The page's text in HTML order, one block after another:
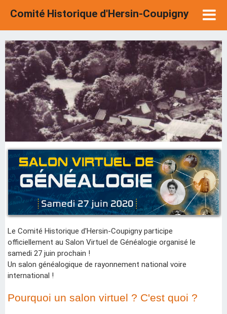
Comité Historique d'Hersin-Coupigny
Le Comité Historique d'Hersin-Coupigny participe
officiellement au Salon Virtuel de Généalogie organisé le
samedi 27 juin prochain !
Un salon généalogique de rayonnement national voire
international !
Pourquoi un salon virtuel ? C'est quoi ?